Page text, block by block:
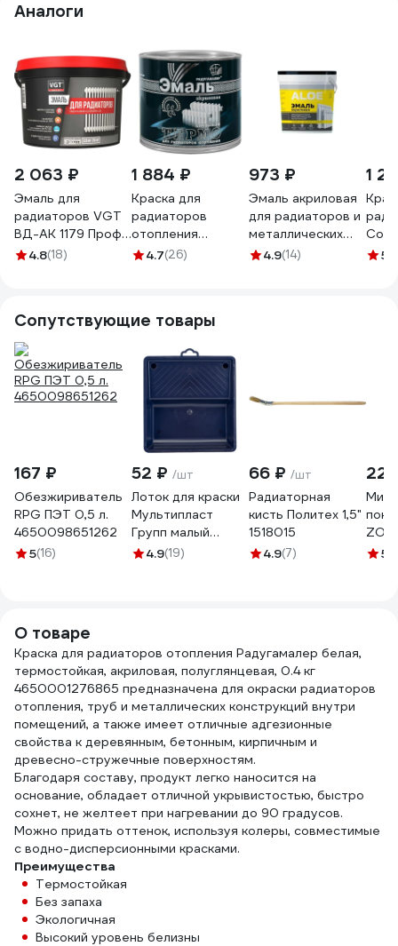
Аналоги
2 063 ₽
Эмаль для
радиаторов VGT
ВД-АК 1179 Профи
полуглянцевая,
4.8(18)
1 884 ₽
Краска для
радиаторов
отопления
Радугамалер
полуглянцевая, 1.9
4640000602383
4.7(26)
973 ₽
Эмаль акриловая
для радиаторов и
металлических
конструкций ALOE
4.9(14)
1
5
Сопутствующие товары
167 ₽
Обезжириватель
RPG ПЭТ 0,5 л.
4650098651262
5(16)
52 ₽ /шт
Лоток для краски
Мультипласт
Групп малый
20х20см МП (50)
4.9(19)
66 ₽ /шт
Радиаторная
кисть Политех 1,5"
1518015
4.9(7)
с 5
О товаре
Краска для радиаторов отопления Радугамалер белая,
термостойкая, акриловая, полуглянцевая, 0.4 кг
4650001276865 предназначена для окраски радиаторов
отопления, труб и металлических конструкций внутри
помещений, а также имеет отличные адгезионные
свойства к деревянным, бетонным, кирпичным и
древесно-стружечные поверхностям.
Благодаря составу, продукт легко наносится на
основание, обладает отличной укрывистостью, быстро
сохнет, не желтеет при нагревании до 90 градусов.
Можно придать оттенок, используя колеры, совместимые
с водно-дисперсионными красками.
Преимущества
Термостойкая
Без запаха
Экологичная
Высокий уровень белизны